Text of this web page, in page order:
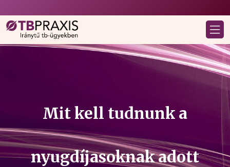
Mit kell tudnunk a
nyugdíjasoknak adott